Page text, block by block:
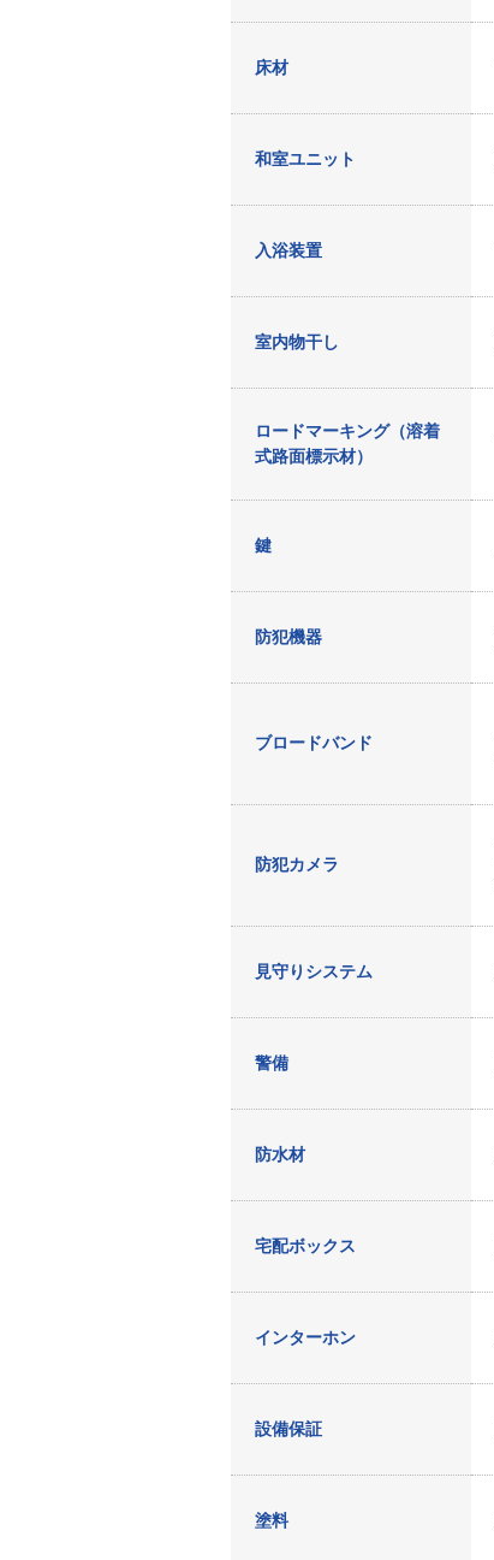
床材
和室ユニット
入浴装置
室内物干し
ロードマーキング（溶着
式路面標示材）
鍵
防犯機器
ブロードバンド
防犯カメラ
見守りシステム
警備
防水材
宅配ボックス
インターホン
設備保証
塗料